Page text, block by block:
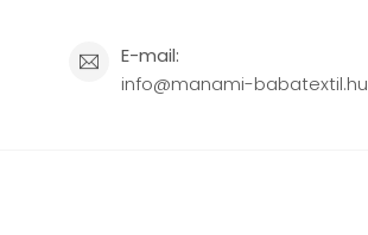
E-mail:
info@manami-babatextil.hu